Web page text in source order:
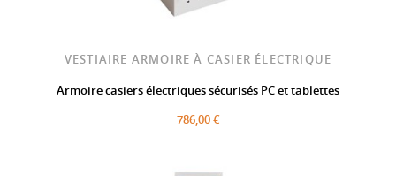
VESTIAIRE ARMOIRE À CASIER ÉLECTRIQUE
Armoire casiers électriques sécurisés PC et tablettes
786,00 €